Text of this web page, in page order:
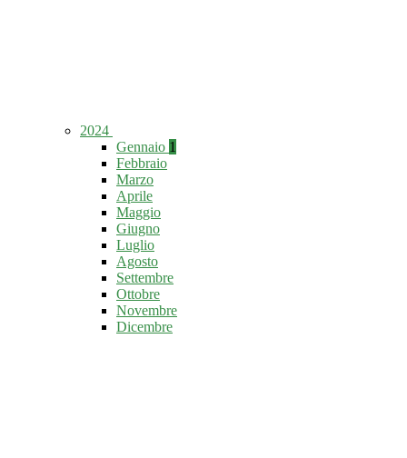
2024
Gennaio 1
Febbraio
Marzo
Aprile
Maggio
Giugno
Luglio
Agosto
Settembre
Ottobre
Novembre
Dicembre